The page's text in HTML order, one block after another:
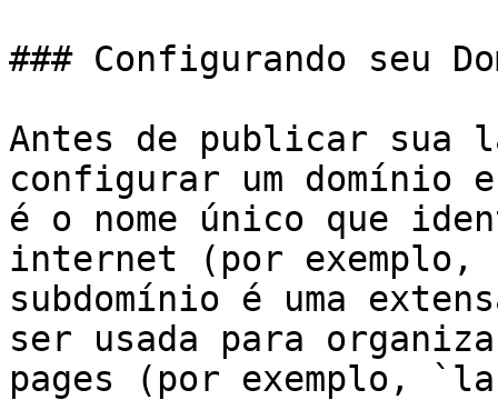
### Configurando seu
Antes de publicar sua
configurar um domínio
é o nome único que
internet (por exemplo,
subdomínio é uma
ser usada para
pages (por exemplo,